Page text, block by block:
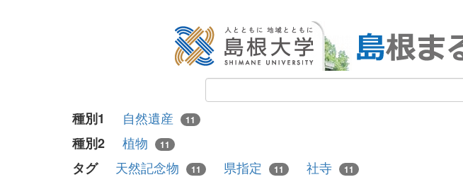
種別1 自然遺産 11
種別2 植物 11
タグ 天然記念物 11 県指定 11 社寺 11